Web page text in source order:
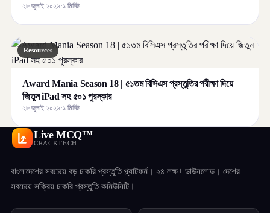
২৮ জুলাই ২০২৬·১ মিনিট
Resources
Award Mania Season 18 | ৫১তম বিসিএস প্রস্তুতির পরীক্ষা দিয়ে
জিতুন iPad সহ ৫০১ পুরস্কার
২৮ জুলাই ২০২৬·১ মিনিট
Live MCQ™
CRACKTECH
বাংলাদেশের সবচেয়ে বড় চাকরি প্রস্তুতি প্ল্যাটফর্ম। ২৪ লক্ষ+ ডাউনলোড। দেশের
সবচেয়ে সক্রিয় চাকরি প্রস্তুতি কমিউনিটি।